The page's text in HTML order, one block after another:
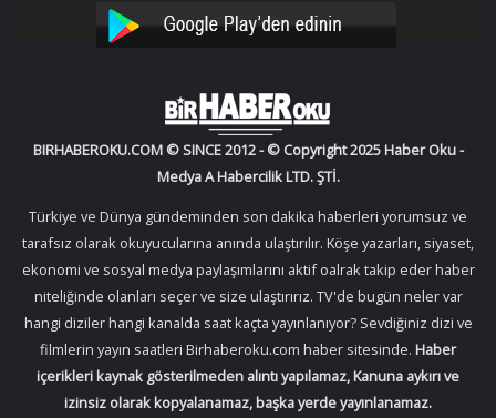
YouTube
Instagram
BIRHABEROKU.COM © SINCE 2012 - © Copyright 2025 Haber Oku -
Medya A Habercilik LTD. ŞTİ.
Türkiye ve Dünya gündeminden son dakika haberleri yorumsuz ve
tarafsız olarak okuyucularına anında ulaştırılır. Köşe yazarları, siyaset,
ekonomi ve sosyal medya paylaşımlarını aktif oalrak takip eder haber
niteliğinde olanları seçer ve size ulaştırırız. TV'de bugün neler var
hangi diziler hangi kanalda saat kaçta yayınlanıyor? Sevdiğiniz dizi ve
filmlerin yayın saatleri Birhaberoku.com haber sitesinde. Haber
içerikleri kaynak gösterilmeden alıntı yapılamaz, Kanuna aykırı ve
izinsiz olarak kopyalanamaz, başka yerde yayınlanamaz.